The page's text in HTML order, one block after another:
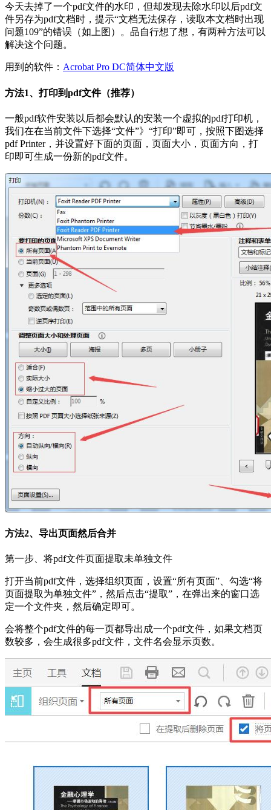
今天去掉了一个pdf文件的水印，但却发现去除水印以后pdf文
件另存为pdf文档时，提示“文档无法保存，读取本文档时出现
问题109”的错误（如上图）。品自行想了想，有两种方法可以
解决这个问题。
用到的软件： Acrobat Pro DC简体中文版
方法1、打印到pdf文件（推荐）
一般pdf软件安装以后都会默认的安装一个虚拟的pdf打印机，
我们在在当前文件下选择“文件”》“打印”即可，按照下图选择
pdf Printer，并设置好下面的页面，页面大小，页面方向，打
印即可生成一份新的pdf文件。
方法2、导出页面然后合并
第一步、将pdf文件页面提取未单独文件
打开当前pdf文件，选择组织页面，设置“所有页面”、勾选“将
页面提取为单独文件”，然后点击“提取”，在弹出来的窗口选
定一个文件夹，然后确定即可。
会将整个pdf文件的每一页都导出成一个pdf文件，如果文档页
数较多，会生成很多pdf文件，文件名会显示页数。